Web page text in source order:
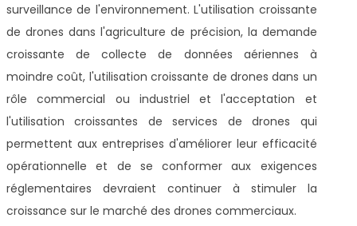
surveillance de l'environnement. L'utilisation croissante
de drones dans l'agriculture de précision, la demande
croissante de collecte de données aériennes à
moindre coût, l'utilisation croissante de drones dans un
rôle commercial ou industriel et l'acceptation et
l'utilisation croissantes de services de drones qui
permettent aux entreprises d'améliorer leur efficacité
opérationnelle et de se conformer aux exigences
réglementaires devraient continuer à stimuler la
croissance sur le marché des drones commerciaux.